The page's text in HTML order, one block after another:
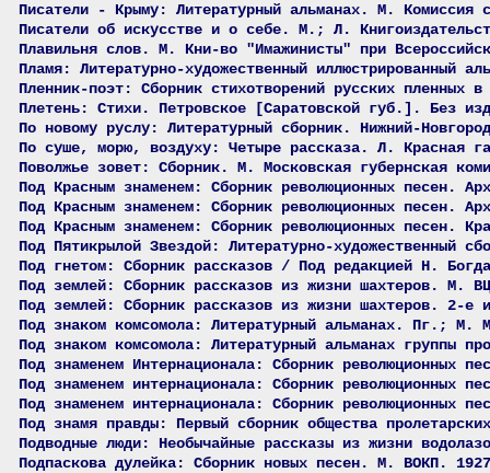
Писатели - Крыму: Литературный альманах. М. Комиссия
Писатели об искусстве и о себе. М.; Л.
Плавильня слов. М. Кни-во "Имажинисты" при
Пламя: Литературно-художественный иллюстрированный
Пленник-поэт: Сборник стихотворений русских
Плетень: Стихи. Петровское [Саратовской губ.]. Без
По новому руслу: Литературный сборник. Нижний-
По суше, морю, воздуху: Четыре рассказа. Л. Красная
Поволжье зовет: Сборник. М. Московская губернская
Под Красным знаменем: Сборник революционных песен.
Под Красным знаменем: Сборник революционных песен.
Под Красным знаменем: Сборник революционных песен.
Под Пятикрылой Звездой: Литературно-художественный
Под гнетом: Сборник рассказов / Под редакцией Н.
Под землей: Сборник рассказов из жизни шахтеров. М.
Под землей: Сборник рассказов из жизни шахтеров. 2-е
Под знаком комсомола: Литературный альманах. Пг.; М.
Под знаком комсомола: Литературный альманах группы
Под знаменем Интернационала: Сборник революционных
Под знаменем интернационала: Сборник революционных
Под знаменем интернационала: Сборник революционных
Под знамя правды: Первый сборник общества
Подводные люди: Необычайные рассказы из жизни
Подпаскова дулейка: Сборник новых песен. М. ВОКП.